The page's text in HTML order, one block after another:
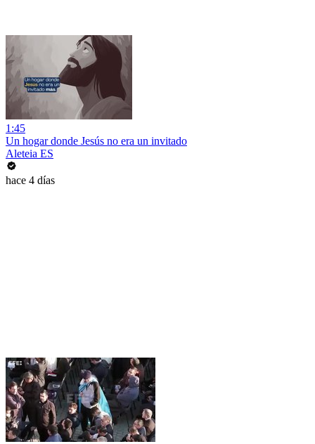
1:45
Un hogar donde Jesús no era un invitado
Aleteia ES
hace 4 días